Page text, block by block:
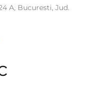
A, Bucuresti, Jud.